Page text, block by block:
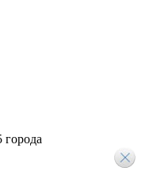
города